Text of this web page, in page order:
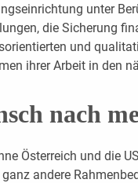
unter
die Sicherung
und
ihrer Arbeit in den
nach
Österreich und die
ganz andere